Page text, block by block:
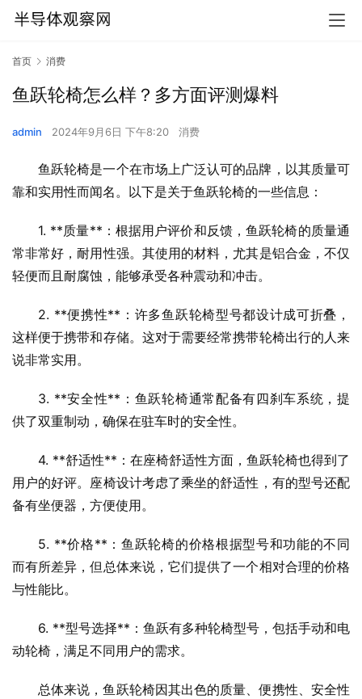
首页 消费
鱼跃轮椅怎么样？多方面评测爆料
admin 2024年9月6日 下午8:20 消费
鱼跃轮椅是一个在市场上广泛认可的品牌，以其质量可
靠和实用性而闻名。以下是关于鱼跃轮椅的一些信息：
1. **质量**：根据用户评价和反馈，鱼跃轮椅的质量通
常非常好，耐用性强。其使用的材料，尤其是铝合金，不仅
轻便而且耐腐蚀，能够承受各种震动和冲击。
2. **便携性**：许多鱼跃轮椅型号都设计成可折叠，
这样便于携带和存储。这对于需要经常携带轮椅出行的人来
说非常实用。
3. **安全性**：鱼跃轮椅通常配备有四刹车系统，提
供了双重制动，确保在驻车时的安全性。
4. **舒适性**：在座椅舒适性方面，鱼跃轮椅也得到了
用户的好评。座椅设计考虑了乘坐的舒适性，有的型号还配
备有坐便器，方便使用。
5. **价格**：鱼跃轮椅的价格根据型号和功能的不同
而有所差异，但总体来说，它们提供了一个相对合理的价格
与性能比。
6. **型号选择**：鱼跃有多种轮椅型号，包括手动和电
动轮椅，满足不同用户的需求。
总体来说，鱼跃轮椅因其出色的质量、便携性、安全性